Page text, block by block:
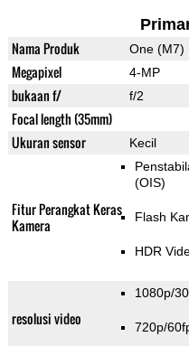
Nama Produk One (M7)
Megapixel 4-MP
bukaan f/ f/2
Focal length (35mm)
Ukuran sensor Kecil
Fitur Perangkat Keras
Kamera
(OIS)
Flash
HDR
resolusi video
1080p/
720p/